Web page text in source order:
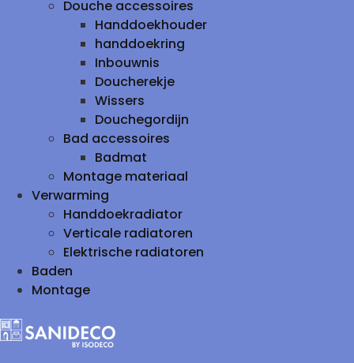
Douche accessoires
Handdoekhouder
handdoekring
Inbouwnis
Doucherekje
Wissers
Douchegordijn
Bad accessoires
Badmat
Montage materiaal
Verwarming
Handdoekradiator
Verticale radiatoren
Elektrische radiatoren
Baden
Montage